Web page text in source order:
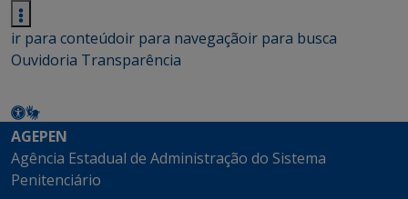
ir para conteúdoir para navegaçãoir para busca
Ouvidoria Transparência
AGEPEN
Agência Estadual de Administração do Sistema
Penitenciário